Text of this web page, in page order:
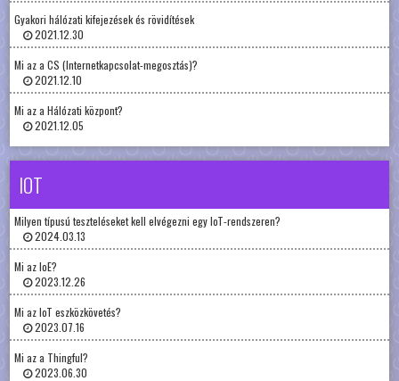
Gyakori hálózati kifejezések és rövidítések
2021.12.30
Mi az a CS (Internetkapcsolat-megosztás)?
2021.12.10
Mi az a Hálózati központ?
2021.12.05
IOT
Milyen típusú teszteléseket kell elvégezni egy IoT-rendszeren?
2024.03.13
Mi az IoE?
2023.12.26
Mi az IoT eszközkövetés?
2023.07.16
Mi az a Thingful?
2023.06.30